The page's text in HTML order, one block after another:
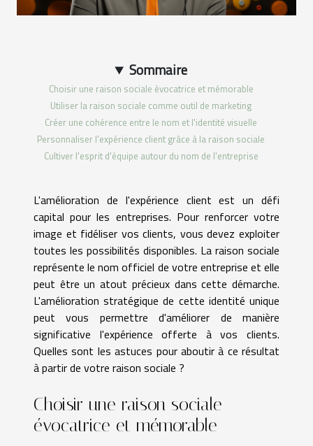
Sommaire
Choisir une raison sociale évocatrice et mémorable
Utiliser la raison sociale comme outil de marketing
Créer une cohérence entre le nom et l'identité visuelle
Personnaliser l'expérience client grâce à la raison sociale
Cultiver l'esprit d'équipe autour du nom de l'entreprise
L'amélioration de l'expérience client est un défi
capital pour les entreprises. Pour renforcer votre
image et fidéliser vos clients, vous devez exploiter
toutes les possibilités disponibles. La raison sociale
représente le nom officiel de votre entreprise et elle
peut être un atout précieux dans cette démarche.
L'amélioration stratégique de cette identité unique
peut vous permettre d'améliorer de manière
significative l'expérience offerte à vos clients.
Quelles sont les astuces pour aboutir à ce résultat
à partir de votre raison sociale ?
Choisir une raison sociale
évocatrice et mémorable